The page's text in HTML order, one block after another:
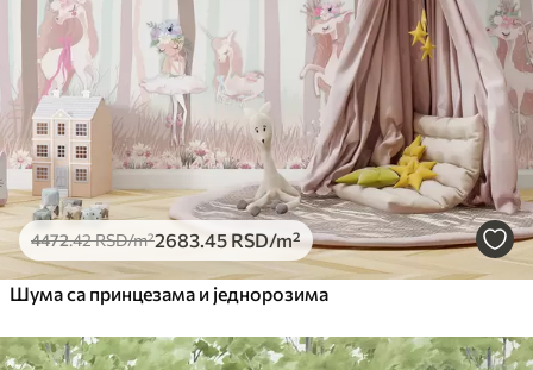
4472.42RSD/m²2683 .45 RSD/m²
Шума са принцезама и једнорозима